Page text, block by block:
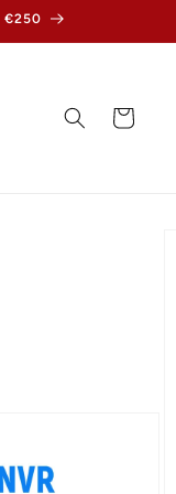
€250
Winkelwagen